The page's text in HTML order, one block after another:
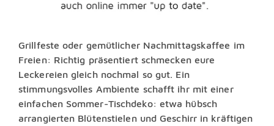
Grillfeste oder gemütlicher Nachmittagskaffee im
Freien: Richtig präsentiert schmecken eure
Leckereien gleich nochmal so gut. Ein
stimmungsvolles Ambiente schafft ihr mit einer
einfachen Sommer-Tischdeko: etwa hübsch
arrangierten Blütenstielen und Geschirr in kräftigen